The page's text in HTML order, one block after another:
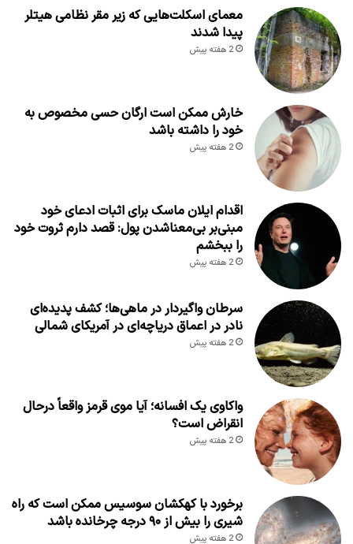
معمای اسکلت‌هایی که زیر مقر نظامی هیتلر
پیدا شدند
2 هفته پیش
خارش ممکن است ارگان حسی مخصوص به
خود را داشته باشد
2 هفته پیش
اقدام ایلان ماسک برای اثبات ادعای خود
مبنی‌بر بی‌معناشدن پول: قصد دارم ثروت خود
را ببخشم
2 هفته پیش
سرطان واگیردار در ماهی‌ها؛ کشف پدیده‌ای
نادر در اعماق دریاچه‌ای در آمریکای شمالی
2 هفته پیش
واکاوی یک افسانه؛ آیا موی قرمز واقعاً درحال
انقراض است؟
2 هفته پیش
برخورد با کهکشان سوسیس ممکن است که راه
شیری را بیش از ۹۰ درجه چرخانده باشد
2 هفته پیش